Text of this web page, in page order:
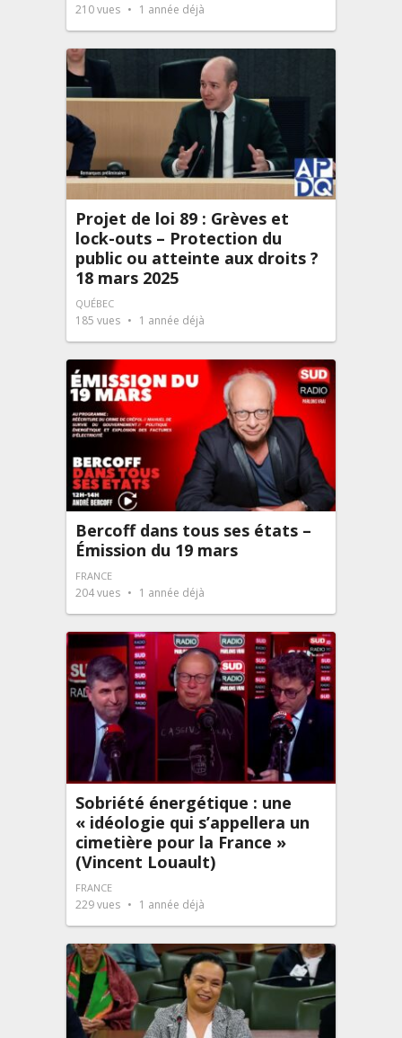
210vues 1 année déjà
Projet de loi 89 : Grèves et
lock-outs – Protection du
public ou atteinte aux droits ?
18 mars 2025
QUÉBEC
185 vues 1 année déjà
Bercoff dans tous ses états –
Émission du 19 mars
FRANCE
204vues 1 année déjà
Sobriété énergétique : une
« idéologie qui s’appellera un
cimetière pour la France »
(Vincent Louault)
FRANCE
229vues 1 année déjà